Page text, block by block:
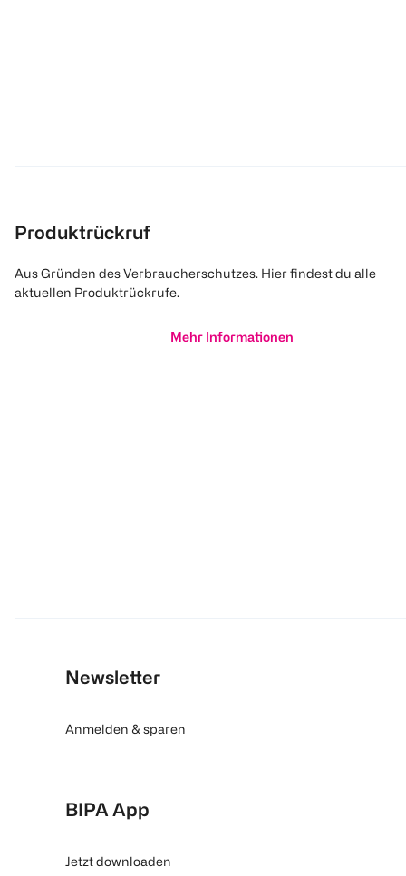
Produktrückruf
Aus Gründen des Verbraucherschutzes. Hier findest du alle
aktuellen Produktrückrufe.
Mehr Informationen
Newsletter
Anmelden & sparen
BIPA App
Jetzt downloaden